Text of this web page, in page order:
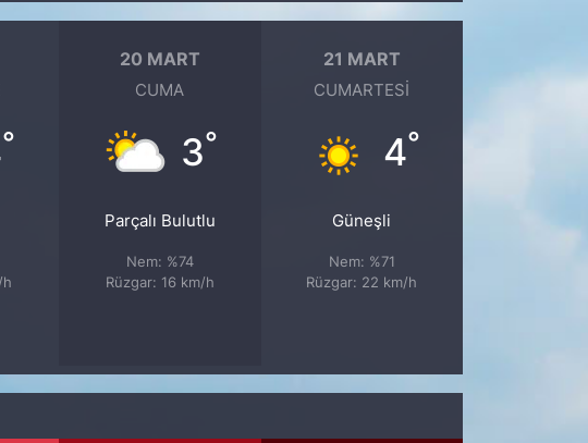
°
h
20 MART
CUMA
3°
Parçalı Bulutlu
Nem: %74
Rüzgar: 16 km/h
21 MART
CUMARTESI
4°
Güneşli
Nem: %71
Rüzgar: 22 km/h